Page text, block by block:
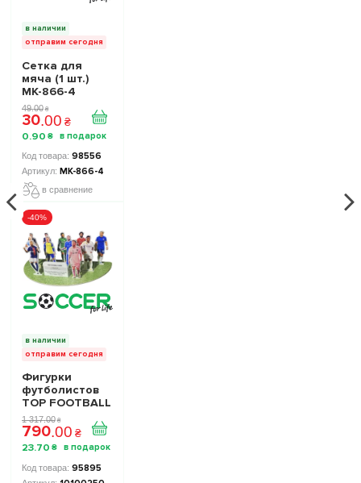
в наличии
отправим сегодня
Сетка для
мяча (1 шт.)
МК-866-4
49.00 ₴
30.00 ₴
0.90 ₴
98556
МК-866-4
в сравнение
-40%
в наличии
отправим сегодня
Фигурки
футболистов
TOP FOOTBALL
STARS - Набор
The Football
Stars
Collection 1
10100250
1 317.00 ₴
790.00 ₴
23.70 ₴
95895